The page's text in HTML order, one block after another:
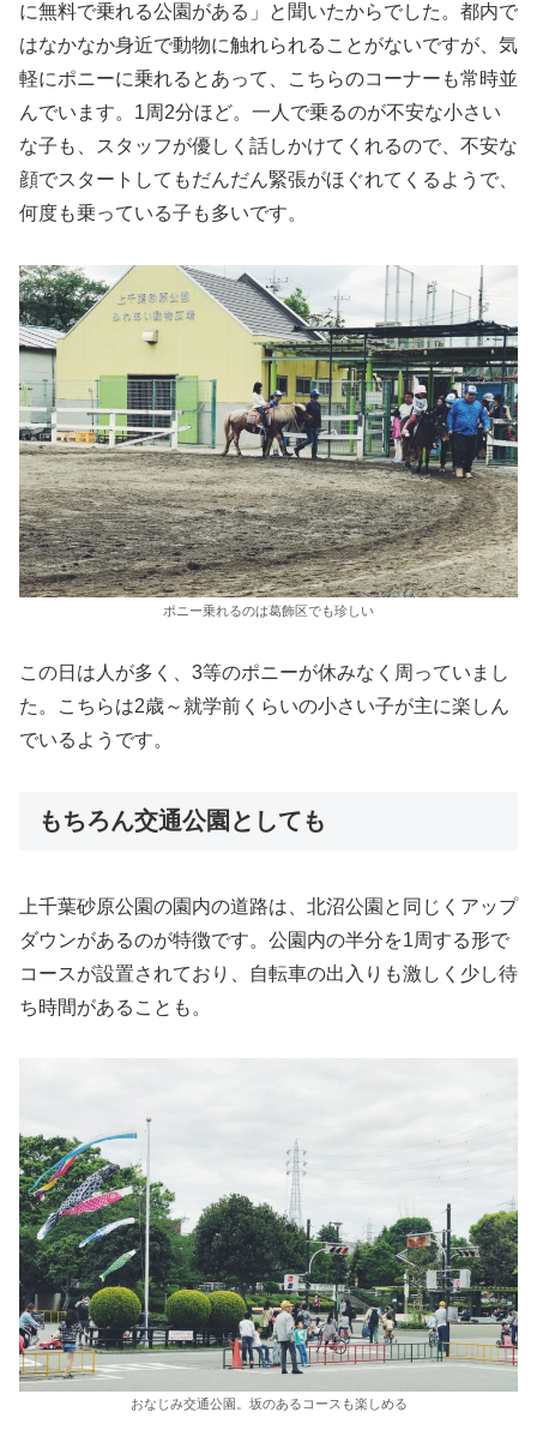
に無料で乗れる公園がある」と聞いたからでした。都内で
はなかなか身近で動物に触れられることがないですが、気
軽にポニーに乗れるとあって、こちらのコーナーも常時並
んでいます。1周2分ほど。一人で乗るのが不安な小さい
な子も、スタッフが優しく話しかけてくれるので、不安な
顔でスタートしてもだんだん緊張がほぐれてくるようで、
何度も乗っている子も多いです。
ポニー乗れるのは葛飾区でも珍しい
この日は人が多く、3等のポニーが休みなく周っていまし
た。こちらは2歳～就学前くらいの小さい子が主に楽しん
でいるようです。
もちろん交通公園としても
上千葉砂原公園の園内の道路は、北沼公園と同じくアップ
ダウンがあるのが特徴です。公園内の半分を1周する形で
コースが設置されており、自転車の出入りも激しく少し待
ち時間があることも。
おなじみ交通公園。坂のあるコースも楽しめる